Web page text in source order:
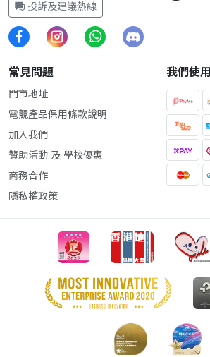
投訴及建議熱線
常見問題
門市地址
電競產品保用條款說明
加入我們
贊助活動 及 學校優惠
商務合作
隱私權政策
我們使用